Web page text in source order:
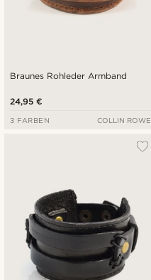
Braunes Rohleder Armband
24,95 €
3 FARBEN COLLIN ROWE